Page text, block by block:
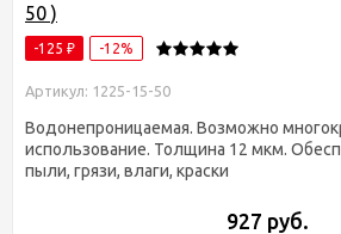
50 )
-125 ₽ -12%
Артикул: 1225-15-50
Водонепроницаемая. Возможно
использование. Толщина 12 мкм.
пыли, грязи, влаги, краски
927 руб.